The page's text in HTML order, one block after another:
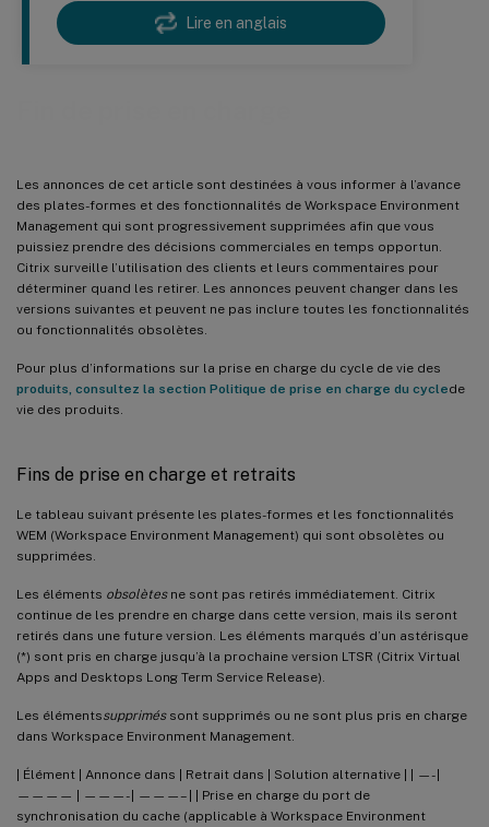
Lire en anglais
Les annonces de cet article sont destinées à vous informer à l’avance
des plates-formes et des fonctionnalités de Workspace Environment
Management qui sont progressivement supprimées afin que vous
puissiez prendre des décisions commerciales en temps opportun.
Citrix surveille l’utilisation des clients et leurs commentaires pour
déterminer quand les retirer. Les annonces peuvent changer dans les
versions suivantes et peuvent ne pas inclure toutes les fonctionnalités
ou fonctionnalités obsolètes.
Pour plus d’informations sur la prise en charge du cycle de vie des
produits, consultez la section Politique de prise en charge du cyclede
vie des produits.
Fins de prise en charge et retraits
Le tableau suivant présente les plates-formes et les fonctionnalités
WEM (Workspace Environment Management) qui sont obsolètes ou
supprimées.
Les éléments obsolètesne sont pas retirés immédiatement. Citrix
continue de les prendre en charge dans cette version, mais ils seront
retirés dans une future version. Les éléments marqués d’un astérisque
(*) sont pris en charge jusqu’à la prochaine version LTSR (Citrix Virtual
Apps and Desktops Long Term Service Release).
Les élémentssuppriméssont supprimés ou ne sont plus pris en charge
dans Workspace Environment Management.
| Élément | Annonce dans | Retrait dans | Solution alternative | | —- |
———— | ———- | ———– | | Prise en charge du port de
synchronisation du cache (applicable à Workspace Environment